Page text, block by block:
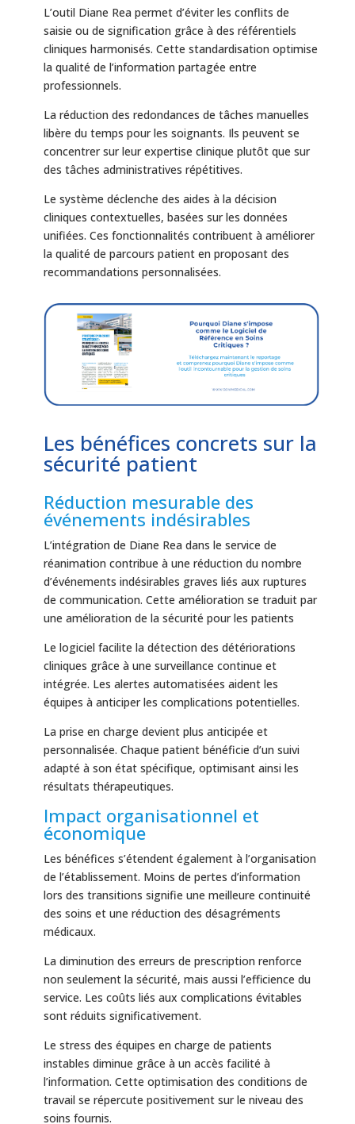
L’outil Diane Rea permet d’éviter les conflits de
saisie ou de signification grâce à des référentiels
cliniques harmonisés. Cette standardisation optimise
la qualité de l’information partagée entre
professionnels.
La réduction des redondances de tâches manuelles
libère du temps pour les soignants. Ils peuvent se
concentrer sur leur expertise clinique plutôt que sur
des tâches administratives répétitives.
Le système déclenche des aides à la décision
cliniques contextuelles, basées sur les données
unifiées. Ces fonctionnalités contribuent à améliorer
la qualité de parcours patient en proposant des
recommandations personnalisées.
Les bénéfices concrets sur la
sécurité patient
Réduction mesurable des
événements indésirables
L’intégration de Diane Rea dans le service de
réanimation contribue à une réduction du nombre
d’événements indésirables graves liés aux ruptures
de communication. Cette amélioration se traduit par
une amélioration de la sécurité pour les patients
Le logiciel facilite la détection des détériorations
cliniques grâce à une surveillance continue et
intégrée. Les alertes automatisées aident les
équipes à anticiper les complications potentielles.
La prise en charge devient plus anticipée et
personnalisée. Chaque patient bénéficie d’un suivi
adapté à son état spécifique, optimisant ainsi les
résultats thérapeutiques.
Impact organisationnel et
économique
Les bénéfices s’étendent également à l’organisation
de l’établissement. Moins de pertes d’information
lors des transitions signifie une meilleure continuité
des soins et une réduction des désagréments
médicaux.
La diminution des erreurs de prescription renforce
non seulement la sécurité, mais aussi l’efficience du
service. Les coûts liés aux complications évitables
sont réduits significativement.
Le stress des équipes en charge de patients
instables diminue grâce à un accès facilité à
l’information. Cette optimisation des conditions de
travail se répercute positivement sur le niveau des
soins fournis.